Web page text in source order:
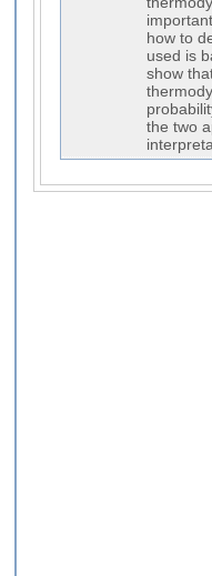
how to
used is
show
the two